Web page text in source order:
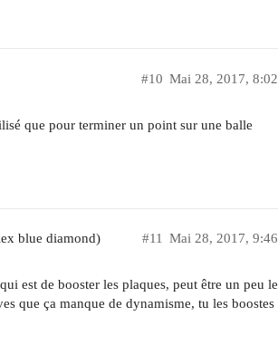
Mai 28, 2017, 8:02
#10
que pour terminer un point sur une balle
blue diamond) Mai 28, 2017, 9:46
#11
est de booster les plaques, peut être un peu le
que ça manque de dynamisme, tu les boostes